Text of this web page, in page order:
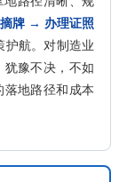
牌 → 办理证照
护航。对制造业
豫不决，不如
地路径和成本